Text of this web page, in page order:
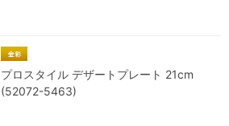
プロスタイル デザートプレート 21cm
(52072-5463)